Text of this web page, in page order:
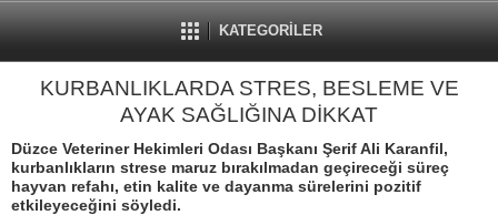
KATEGORİLER
KURBANLIKLARDA STRES, BESLEME VE
AYAK SAĞLIĞINA DİKKAT
Düzce Veteriner Hekimleri Odası Başkanı Şerif Ali Karanfil,
kurbanlıkların strese maruz bırakılmadan geçireceği süreç
hayvan refahı, etin kalite ve dayanma sürelerini pozitif
etkileyeceğini söyledi.